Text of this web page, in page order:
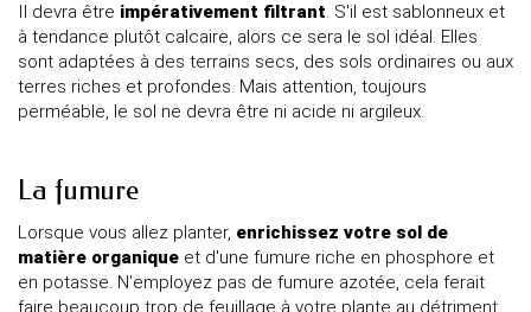
Il devra être impérativement filtrant. S'il est sablonneux et
à tendance plutôt calcaire, alors ce sera le sol idéal. Elles
sont adaptées à des terrains secs, des sols ordinaires ou aux
terres riches et profondes. Mais attention, toujours
perméable, le sol ne devra être ni acide ni argileux.
La fumure
Lorsque vous allez planter, enrichissez votre sol de
matière organique et d'une fumure riche en phosphore et
en potasse. N'employez pas de fumure azotée, cela ferait
faire beaucoup trop de feuillage à votre plante au détriment